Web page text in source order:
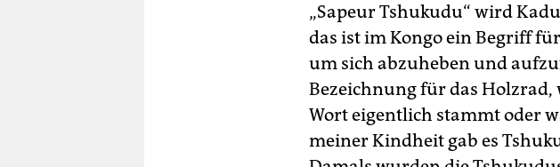
„Sapeur Tshukudu“ wird
das ist im Kongo ein Begriff
um sich abzuheben und
Bezeichnung für das Holzrad,
Wort eigentlich stammt oder
meiner Kindheit gab es